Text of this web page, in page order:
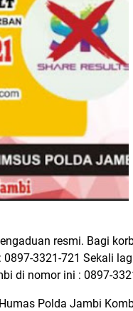
resmi. Bagi
3321-721 Sekali
di nomor ini : 0897-
Polda Jambi